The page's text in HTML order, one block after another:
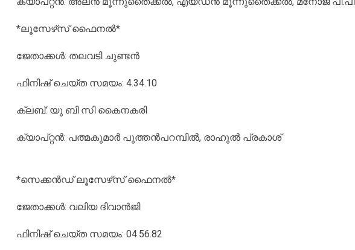
*ലൂസേഴ്‌സ് ഫൈനല്‍*
ജേതാക്കള്‍: തലവടി ചുണ്ടന്‍
ഫിനിഷ് ചെയ്ത സമയം: 4.34.10
ക്ലബ്: യു ബി സി കൈനകരി
ക്യാപ്റ്റന്‍: പത്മകുമാര്‍ പുത്തന്‍പറമ്പില്‍, രാഹുല്‍ പ്രകാശ്
*സെക്കന്‍ഡ് ലൂസേഴ്‌സ് ഫൈനല്‍*
ജേതാക്കള്‍: വലിയ ദിവാന്‍ജി
ഫിനിഷ് ചെയ്ത സമയം: 04.56.82